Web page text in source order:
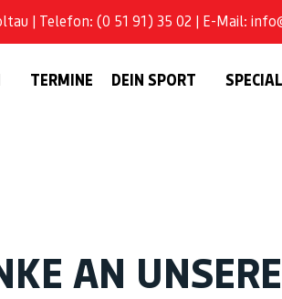
| Telefon: (0 51 91) 35 02 | E-Mail:
TERMINE DEIN SPORT
AN